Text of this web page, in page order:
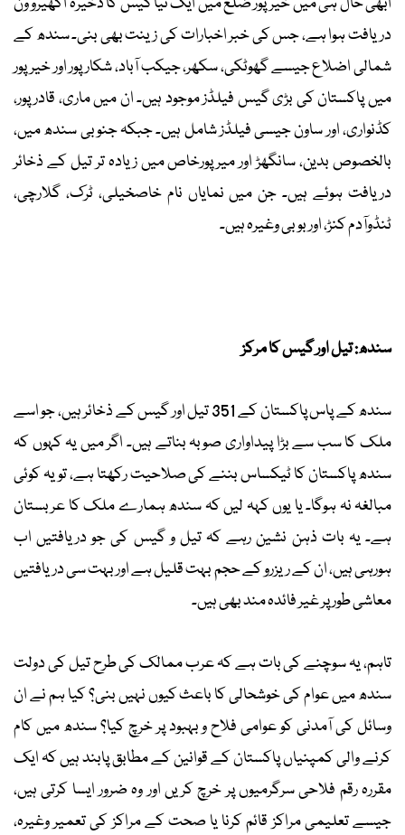
دریافت ہوا ہے، جس کی خبر اخبارات کی زینت بھی بنی۔ سندھ کے
شمالی اضلاع جیسے گھوٹکی، سکھر، جیکب آباد، شکارپور اور خیرپور
میں پاکستان کی بڑی گیس فیلڈز موجود ہیں۔ ان میں ماری، قادرپور،
کڈنواری، اور ساون جیسی فیلڈز شامل ہیں۔ جبکہ جنوبی سندھ میں،
بالخصوص بدین، سانگھڑ اور میرپورخاص میں زیادہ تر تیل کے ذخائر
دریافت ہوئے ہیں۔ جن میں نمایاں نام خاصخیلی، ٹرک، گلارچی،
ٹنڈوآدم کنڑ، اور بوبی وغیرہ ہیں۔
سندھ: تیل اور گیس کا مرکز
سندھ کے پاس پاکستان کے 351 تیل اور گیس کے ذخائر ہیں، جو اسے
ملک کا سب سے بڑا پیداواری صوبہ بناتے ہیں۔ اگر میں یہ کہوں کہ
سندھ پاکستان کا ٹیکساس بننے کی صلاحیت رکھتا ہے، تو یہ کوئی
مبالغہ نہ ہوگا۔ یا یوں کہہ لیں کہ سندھ ہمارے ملک کا عربستان
ہے۔ یہ بات ذہن نشین رہے کہ تیل و گیس کی جو دریافتیں اب
ہورہی ہیں، ان کے ریزرو کے حجم بہت قلیل ہے اور بہت سی دریافتیں
معاشی طور پر غیر فائدہ مند بھی ہیں۔
تاہم، یہ سوچنے کی بات ہے کہ عرب ممالک کی طرح تیل کی دولت
سندھ میں عوام کی خوشحالی کا باعث کیوں نہیں بنی؟ کیا ہم نے ان
وسائل کی آمدنی کو عوامی فلاح و بہبود پر خرچ کیا؟ سندھ میں کام
کرنے والی کمپنیاں پاکستان کے قوانین کے مطابق پابند ہیں کہ ایک
مقررہ رقم فلاحی سرگرمیوں پر خرچ کریں اور وہ ضرور ایسا کرتی ہیں،
جیسے تعلیمی مراکز قائم کرنا یا صحت کے مراکز کی تعمیر وغیرہ،